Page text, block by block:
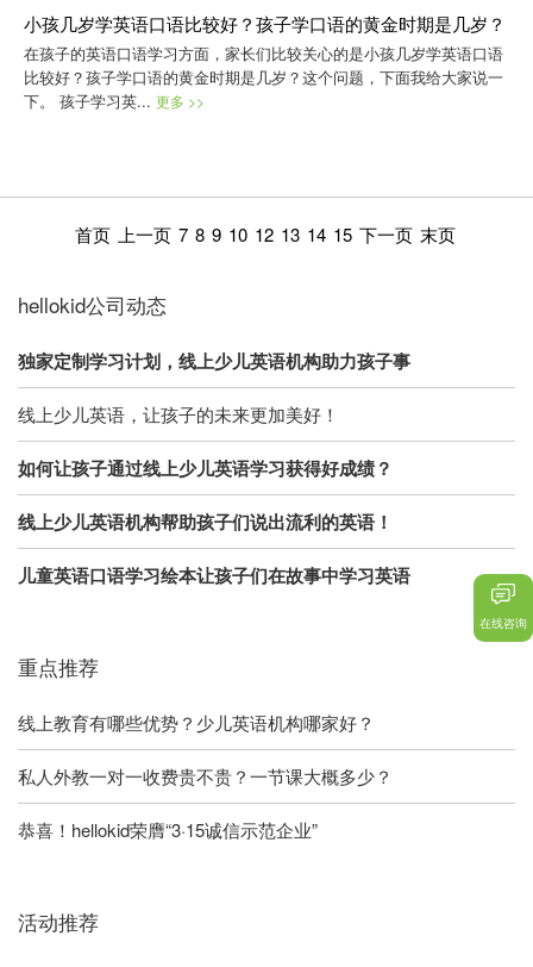
小孩几岁学英语口语比较好？孩子学口语的黄金时期是几岁？
在孩子的英语口语学习方面，家长们比较关心的是小孩几岁学英语口语
比较好？孩子学口语的黄金时期是几岁？这个问题，下面我给大家说一
下。 孩子学习英... 更多 >>
首页 上一页 7 8 9 10 12 13 14 15 下一页 末页
hellokid公司动态
独家定制学习计划，线上少儿英语机构助力孩子事
线上少儿英语，让孩子的未来更加美好！
如何让孩子通过线上少儿英语学习获得好成绩？
线上少儿英语机构帮助孩子们说出流利的英语！
儿童英语口语学习绘本让孩子们在故事中学习英语
重点推荐
线上教育有哪些优势？少儿英语机构哪家好？
私人外教一对一收费贵不贵？一节课大概多少？
恭喜！hellokid荣膺“3·15诚信示范企业”
活动推荐
在线咨询